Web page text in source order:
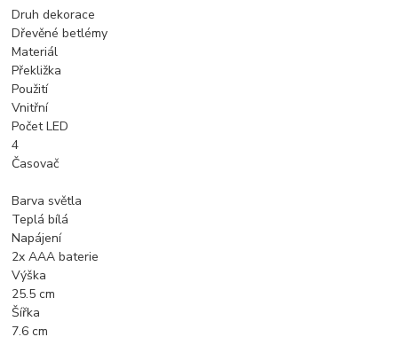
Druh dekorace
Dřevěné betlémy
Materiál
Překližka
Použití
Vnitřní
Počet LED
4
Časovač
Barva světla
Teplá bílá
Napájení
2x AAA baterie
Výška
25.5 cm
Šířka
7.6 cm